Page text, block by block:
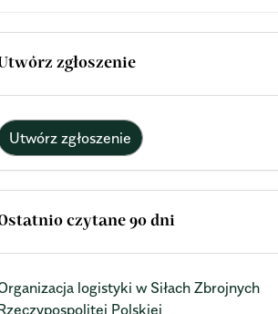
zgłoszenie
Utwórz zgłoszenie
czytane 90 dni
logistyki w Siłach Zbrojnych
Polskiej